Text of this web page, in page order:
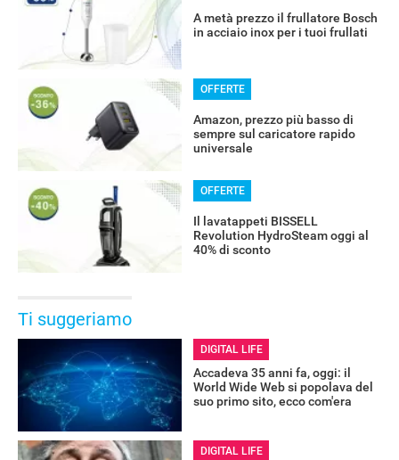
A metà prezzo il frullatore Bosch
in acciaio inox per i tuoi frullati
OFFERTE
Amazon, prezzo più basso di
sempre sul caricatore rapido
universale
OFFERTE
Il lavatappeti BISSELL
Revolution HydroSteam oggi al
40% di sconto
Ti suggeriamo
DIGITAL LIFE
Accadeva 35 anni fa, oggi: il
World Wide Web si popolava del
suo primo sito, ecco com'era
DIGITAL LIFE